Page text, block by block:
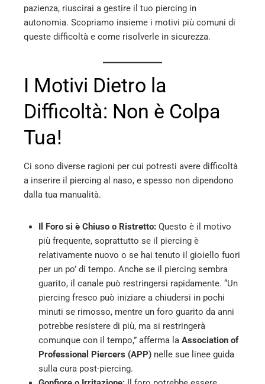
pazienza, riuscirai a gestire il tuo piercing in
autonomia. Scopriamo insieme i motivi più comuni di
queste difficoltà e come risolverle in sicurezza.
I Motivi Dietro la
Difficoltà: Non è Colpa
Tua!
Ci sono diverse ragioni per cui potresti avere difficoltà
a inserire il piercing al naso, e spesso non dipendono
dalla tua manualità.
Il Foro si è Chiuso o Ristretto: Questo è il motivo
più frequente, soprattutto se il piercing è
relativamente nuovo o se hai tenuto il gioiello fuori
per un po’ di tempo. Anche se il piercing sembra
guarito, il canale può restringersi rapidamente. “Un
piercing fresco può iniziare a chiudersi in pochi
minuti se rimosso, mentre un foro guarito da anni
potrebbe resistere di più, ma si restringerà
comunque con il tempo,” afferma la Association of
Professional Piercers (APP) nelle sue linee guida
sulla cura post-piercing.